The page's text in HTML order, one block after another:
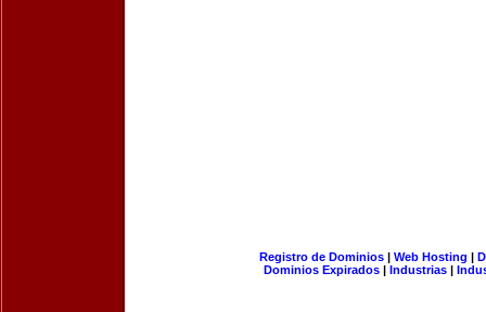
Registro de Dominios| Web Hosting |
Dominios Expirados | Industrias |